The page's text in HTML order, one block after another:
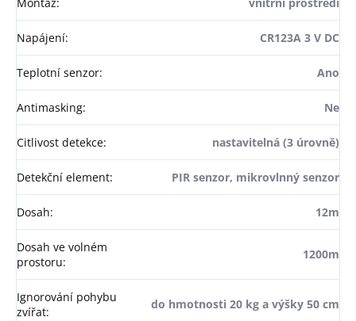
Montáž: vnitřní prostředí
Napájení: CR123A 3 V DC
Teplotní senzor: Ano
Antimasking: Ne
Citlivost detekce: nastavitelná (3 úrovně)
Detekční element: PIR senzor, mikrovlnný senzor
Dosah: 12m
Dosah ve volném
prostoru:
1200m
Ignorování pohybu
zvířat:
do hmotnosti 20 kg a výšky 50 cm